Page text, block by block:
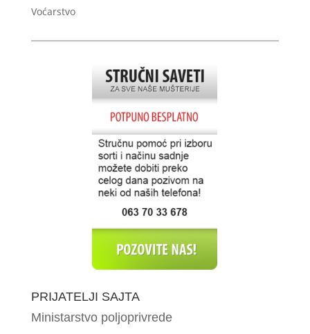
Voćarstvo
PRIJATELJI SAJTA
Ministarstvo poljoprivrede